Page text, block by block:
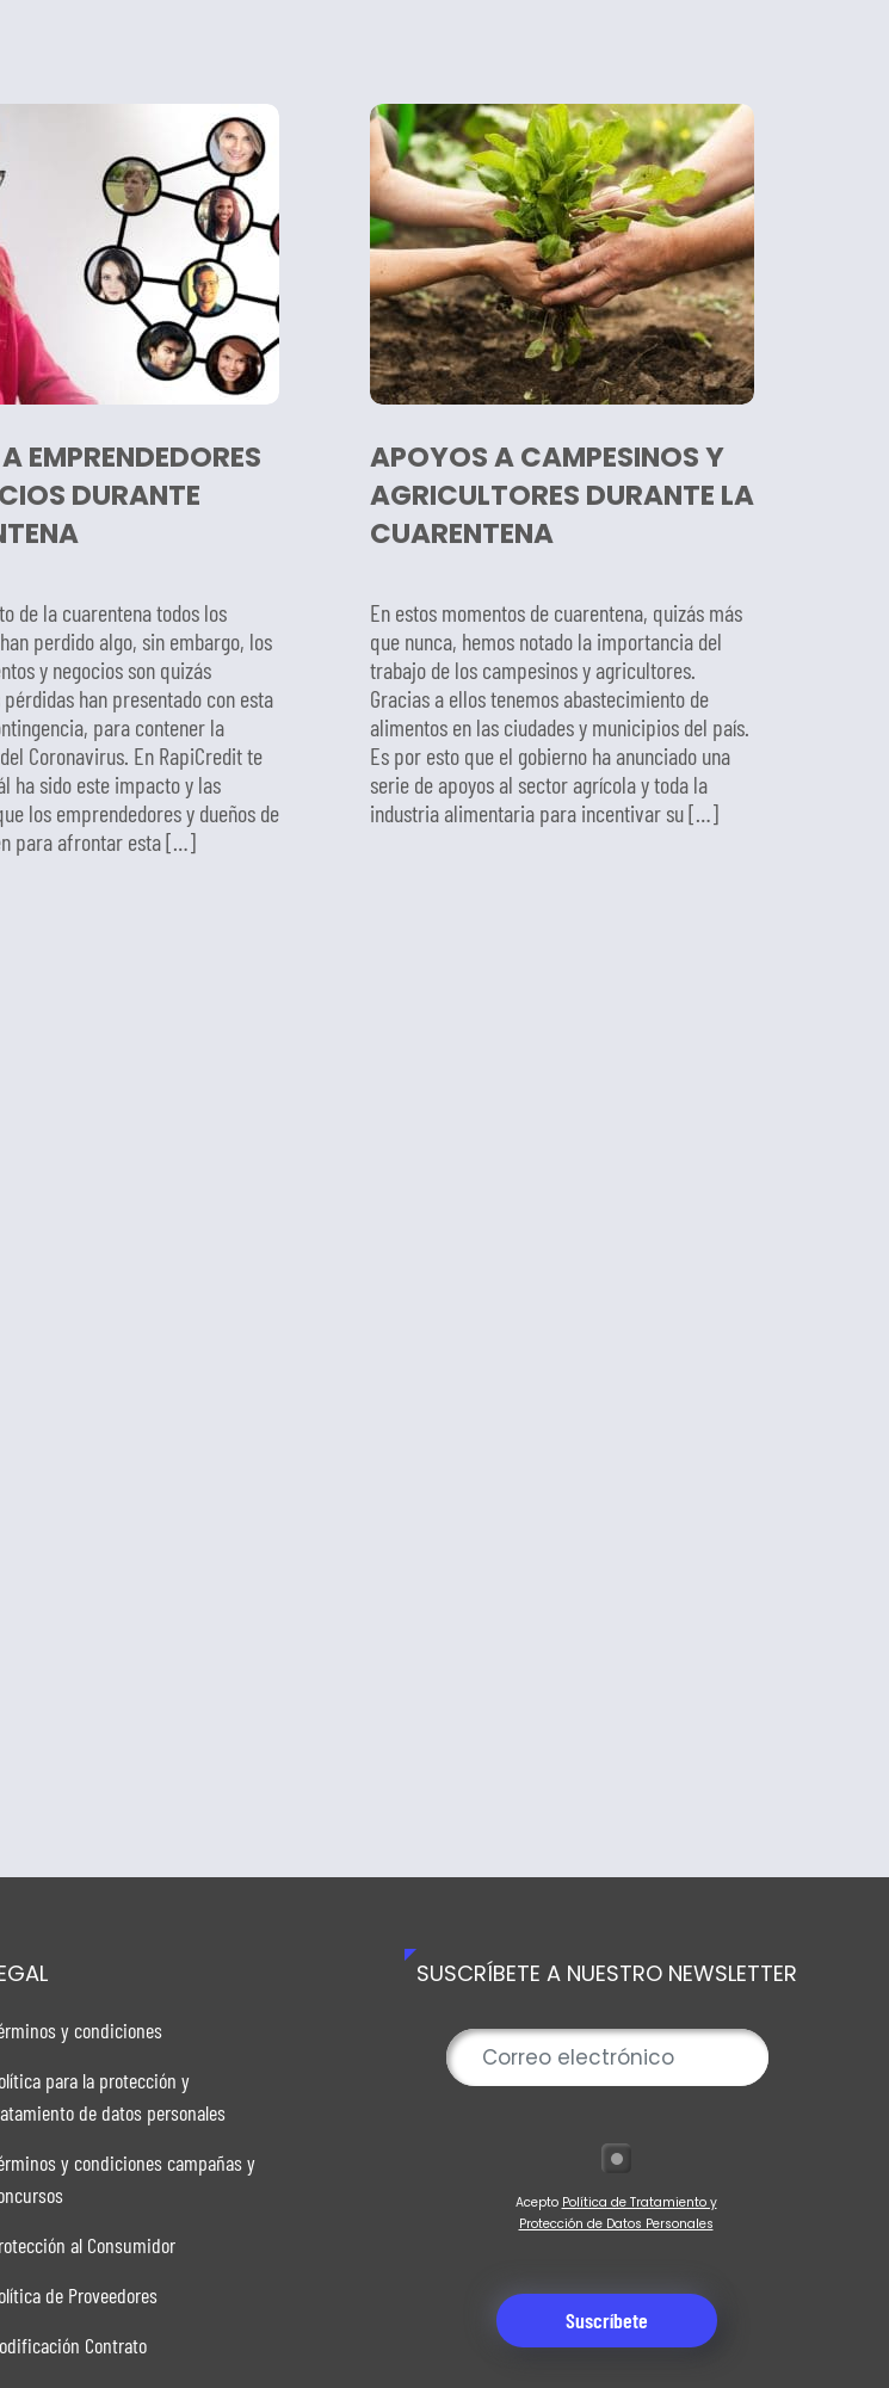
EMPRENDEDORES
DURANTE
de la cuarentena todos los
perdido algo, sin embargo, los
y negocios son quizás
han presentado con esta
para contener la
Coronavirus. En RapiCredit te
ha sido este impacto y las
los emprendedores y dueños de
para afrontar esta […]
APOYOS A CAMPESINOS Y
AGRICULTORES DURANTE LA
CUARENTENA
En estos momentos de cuarentena, quizás más
que nunca, hemos notado la importancia del
trabajo de los campesinos y agricultores.
Gracias a ellos tenemos abastecimiento de
alimentos en las ciudades y municipios del país.
Es por esto que el gobierno ha anunciado una
serie de apoyos al sector agrícola y toda la
industria alimentaria para incentivar su […]
y condiciones
para la protección y
de datos personales
y condiciones campañas y
al Consumidor
de Proveedores
Contrato
SUSCRÍBETE A NUESTRO NEWSLETTER
Acepto Política de Tratamiento y
Protección de Datos Personales